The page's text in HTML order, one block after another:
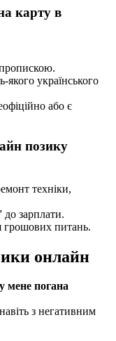
карту в
якого українського
або є
позику
техніки,
до зарплати.
грошових питань.
онлайн
мене погана
з негативним